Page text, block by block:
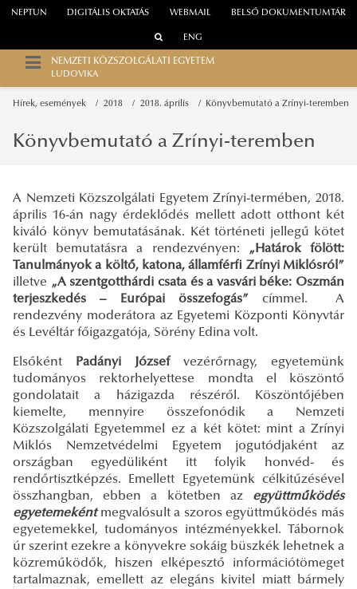
WEBMAIL
NEPTUN DIGITÁLIS OKTATÁS BELSŐ DOKUMENTUMTÁR
ENG
NEMZETI KÖZSZOLGÁLATI EGYETEM
LUDOVIKA
Hírek, események 2018 2018. április Könyvbemutató a Zrínyi-teremben
Könyvbemutató a Zrínyi-teremben
A Nemzeti Közszolgálati Egyetem Zrínyi-termében, 2018.
április 16-án nagy érdeklődés mellett adott otthont két
kiváló könyv bemutatásának. Két történeti jellegű kötet
került bemutatásra a rendezvényen:
„Határok fölött:
Tanulmányok a költő, katona, államférfi Zrínyi Miklósról”
illetve „A szentgotthárdi csata és a vasvári béke: Oszmán
terjeszkedés – Európai összefogás” címmel. A
rendezvény moderátora az Egyetemi Központi Könyvtár
és Levéltár főigazgatója, Sörény Edina volt.
Elsőként Padányi Józsefvezérőrnagy, egyetemünk
tudományos rektorhelyettese mondta el köszöntő
gondolatait a házigazda részéről. Köszöntőjében
kiemelte, mennyire összefonódik a Nemzeti
Közszolgálati Egyetemmel ez a két kötet: mint a Zrínyi
Miklós Nemzetvédelmi Egyetem jogutódjaként az
országban egyedüliként itt folyik honvéd- és
rendőrtisztképzés. Emellett Egyetemünk célkitűzésével
összhangban, ebben a kötetben az együttműködés
egyetemekéntmegvalósult a szoros együttműködés más
egyetemekkel, tudományos intézményekkel. Tábornok
úr szerint ezekre a könyvekre sokáig büszkék lehetnek a
közreműködők, hiszen elképesztő információtömeget
tartalmaznak, emellett az elegáns kivitel miatt bármely